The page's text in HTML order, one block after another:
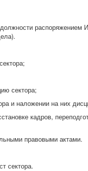
распоряжением
сектора;
и наложении на них
кадров,
правовыми актами.
сектора.